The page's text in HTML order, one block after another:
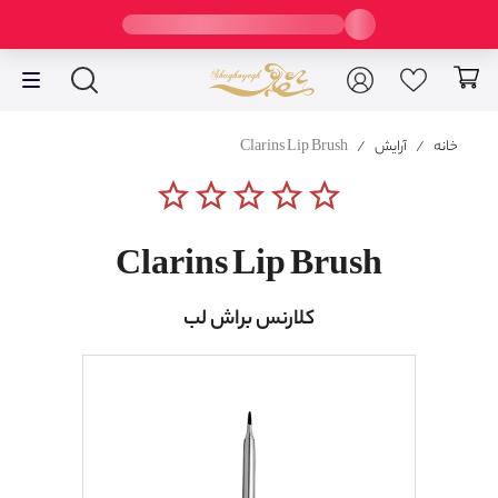
خانه / آرایش /
Clarins Lip Brush
star_borderstar_borderstar_borderstar_borderstar_border
Clarins Lip Brush
کلارنس براش لب